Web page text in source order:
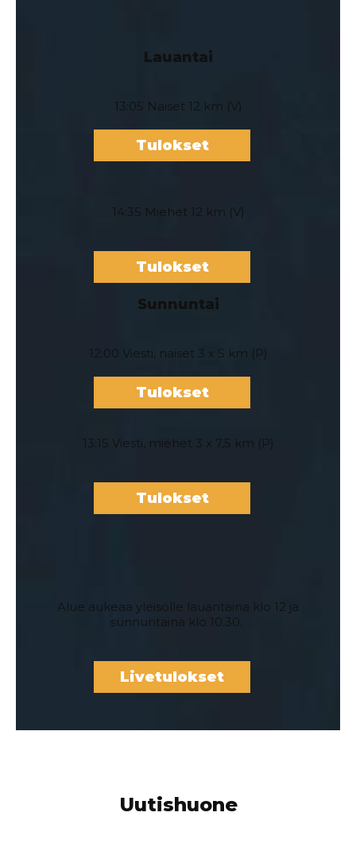
Lauantai
13:05 Naiset 12 km (V)
Tulokset
14:35 Miehet 12 km (V)
Tulokset
Sunnuntai
12:00 Viesti, naiset 3 x 5 km (P)
Tulokset
13:15 Viesti, miehet 3 x 7,5 km (P)
Tulokset
Alue aukeaa yleisölle lauantaina klo 12 ja
sunnuntaina klo 10.30.
Livetulokset
Uutishuone